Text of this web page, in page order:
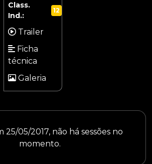
Class.
Ind.:
12
Trailer
Ficha
técnica
Galeria
25/05/2017, não há sessões no
momento.